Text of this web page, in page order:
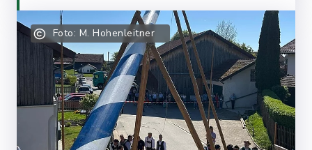
Foto: M. Hohenleitner